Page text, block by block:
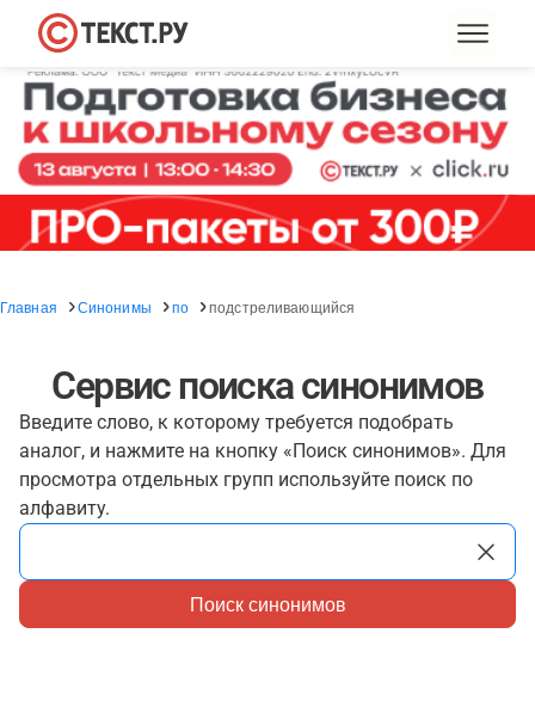
Главная Синонимы по подстреливающийся
Сервис поиска синонимов
Введите слово, к которому требуется подобрать
аналог, и нажмите на кнопку «Поиск синонимов». Для
просмотра отдельных групп используйте поиск по
алфавиту.
Поиск синонимов